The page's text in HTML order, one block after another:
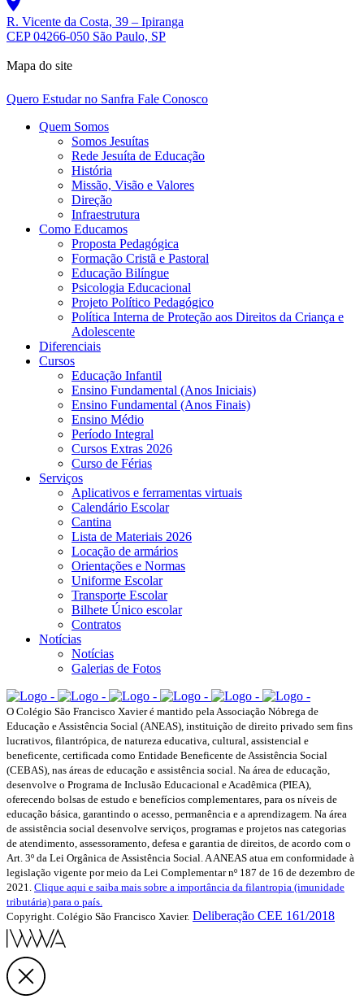
R. Vicente da Costa, 39 – Ipiranga
CEP 04266-050 São Paulo, SP
Mapa do site
Quero Estudar no Sanfra Fale Conosco
Quem Somos
Somos Jesuítas
Rede Jesuíta de Educação
História
Missão, Visão e Valores
Direção
Infraestrutura
Como Educamos
Proposta Pedagógica
Formação Cristã e Pastoral
Educação Bilíngue
Psicologia Educacional
Projeto Político Pedagógico
Política Interna de Proteção aos Direitos da Criança e
Adolescente
Diferenciais
Cursos
Educação Infantil
Ensino Fundamental (Anos Iniciais)
Ensino Fundamental (Anos Finais)
Ensino Médio
Período Integral
Cursos Extras 2026
Curso de Férias
Serviços
Aplicativos e ferramentas virtuais
Calendário Escolar
Cantina
Lista de Materiais 2026
Locação de armários
Orientações e Normas
Uniforme Escolar
Transporte Escolar
Bilhete Único escolar
Contratos
Notícias
Notícias
Galerias de Fotos
O Colégio São Francisco Xavier é mantido pela Associação Nóbrega de
Educação e Assistência Social (ANEAS), instituição de direito privado sem fins
lucrativos, filantrópica, de natureza educativa, cultural, assistencial e
beneficente, certificada como Entidade Beneficente de Assistência Social
(CEBAS), nas áreas de educação e assistência social. Na área de educação,
desenvolve o Programa de Inclusão Educacional e Acadêmica (PIEA),
oferecendo bolsas de estudo e benefícios complementares, para os níveis de
educação básica, garantindo o acesso, permanência e a aprendizagem. Na área
de assistência social desenvolve serviços, programas e projetos nas categorias
de atendimento, assessoramento, defesa e garantia de direitos, de acordo com o
Art. 3º da Lei Orgânica de Assistência Social. A ANEAS atua em conformidade à
legislação vigente por meio da Lei Complementar nº 187 de 16 de dezembro de
2021. Clique aqui e saiba mais sobre a importância da filantropia (imunidade
tributária) para o país.
Copyright. Colégio São Francisco Xavier. Deliberação CEE 161/2018